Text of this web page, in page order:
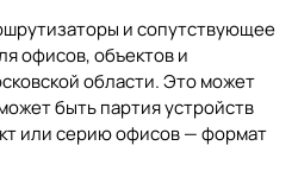
и сопутствующее
офисов, объектов и
области. Это может
быть партия устройств
или серию офисов — формат